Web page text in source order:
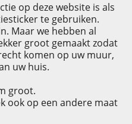
op deze website is als
te gebruiken.
Maar we hebben al
groot gemaakt zodat
komen op uw muur,
uw huis.
groot.
ook op een andere maat